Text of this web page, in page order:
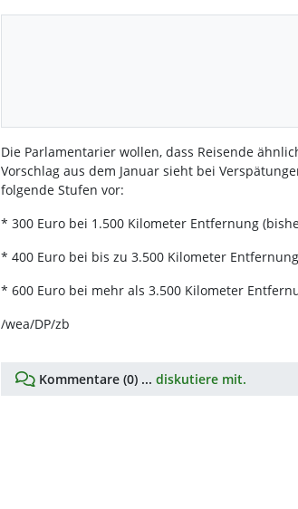
Die Parlamentarier wollen, dass Reisende
Vorschlag aus dem Januar sieht bei
folgende Stufen vor:
* 300 Euro bei 1.500 Kilometer Entfernung
* 400 Euro bei bis zu 3.500 Kilometer
* 600 Euro bei mehr als 3.500 Kilometer
/wea/DP/zb
Kommentare (0) ... diskutiere mit.